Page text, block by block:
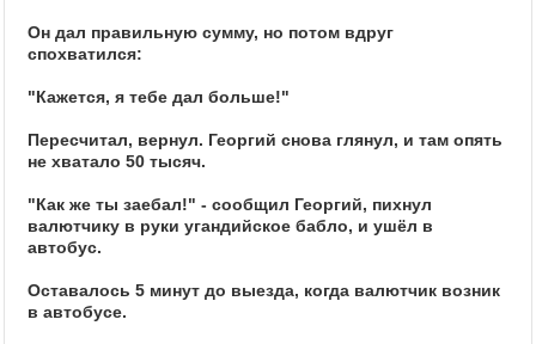
Он дал правильную сумму, но потом вдруг
спохватился:
"Кажется, я тебе дал больше!"
Пересчитал, вернул. Георгий снова глянул, и там опять
не хватало 50 тысяч.
"Как же ты заебал!" - сообщил Георгий, пихнул
валютчику в руки угандийское бабло, и ушёл в
автобус.
Оставалось 5 минут до выезда, когда валютчик возник
в автобусе.